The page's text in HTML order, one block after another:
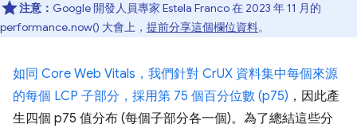
注意： Google 開發人員專家 Estela Franco 在 2023 年 11 月的
performance.now() 大會上， 提前分享這個欄位資料。
如同 Core Web Vitals，我們針對 CrUX 資料集中每個來源
的每個 LCP 子部分，採用第 75 個百分位數 (p75) ，因此產
生四個 p75 值分布 (每個子部分各一個)。為了總結這些分